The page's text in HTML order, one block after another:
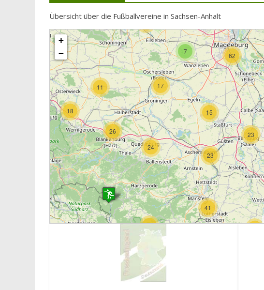
Übersicht über die Fußballvereine in Sachsen-Anhalt
17
18
11
26
26
24
41
23
23
7
16
15
62
+
−